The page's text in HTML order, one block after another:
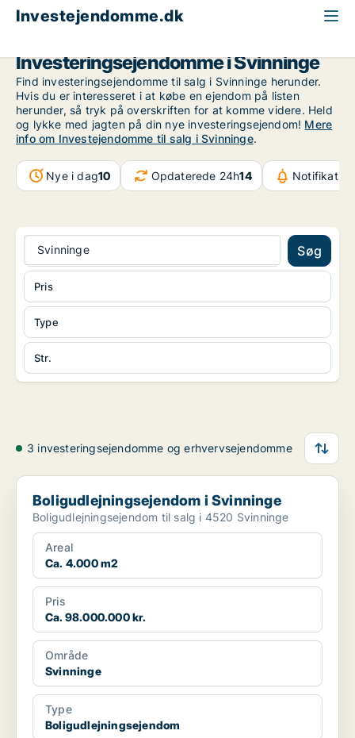
Investejendomme.dk
Investeringsejendomme i Svinninge
Find investeringsejendomme til salg i Svinninge herunder.
Hvis du er interesseret i at købe en ejendom på listen
herunder, så tryk på overskriften for at komme videre. Held
og lykke med jagten på din nye investeringsejendom! Mere
info om Investejendomme til salg i Svinninge.
Nye i dag10 Opdaterede 24h14
Svinninge Søg
Type
Str.
Pris
3 investeringsejendomme og erhvervsejendomme
Boligudlejningsejendom i Svinninge
Boligudlejningsejendom i Svinninge
Boligudlejningsejendom til salg i 4520 Svinninge
Areal
Ca. 4.000 m2
Pris
Ca. 98.000.000 kr.
Område
Svinninge
Type
Boligudlejningsejendom